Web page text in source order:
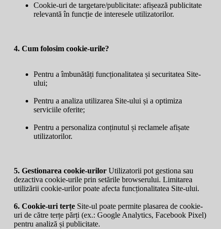
Cookie-uri de targetare/publicitate: afișează publicitate
relevantă în funcție de interesele utilizatorilor.
4. Cum folosim cookie-urile?
Pentru a îmbunătăți funcționalitatea și securitatea Site-
ului;
Pentru a analiza utilizarea Site-ului și a optimiza
serviciile oferite;
Pentru a personaliza conținutul și reclamele afișate
utilizatorilor.
5. Gestionarea cookie-urilor Utilizatorii pot gestiona sau
dezactiva cookie-urile prin setările browserului. Limitarea
utilizării cookie-urilor poate afecta funcționalitatea Site-ului.
6. Cookie-uri terțe Site-ul poate permite plasarea de cookie-
uri de către terțe părți (ex.: Google Analytics, Facebook Pixel)
pentru analiză și publicitate.